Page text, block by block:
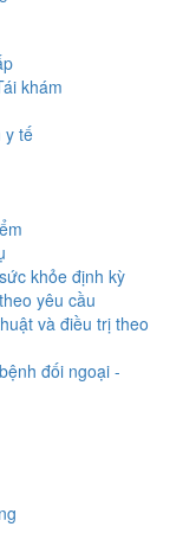
khám
y tế
khỏe định kỳ
yêu cầu
và điều trị theo
đối ngoại -